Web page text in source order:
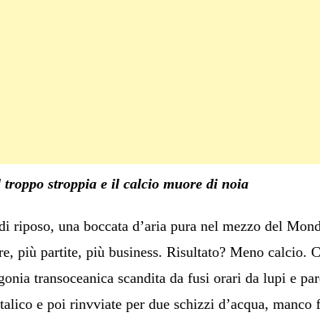
stroppia e il calcio muore di noia
riposo, una boccata d’aria pura nel mezzo del
più partite, più business. Risultato? Meno calcio.
transoceanica scandita da fusi orari da lupi e
e poi rinvviate per due schizzi d’acqua,